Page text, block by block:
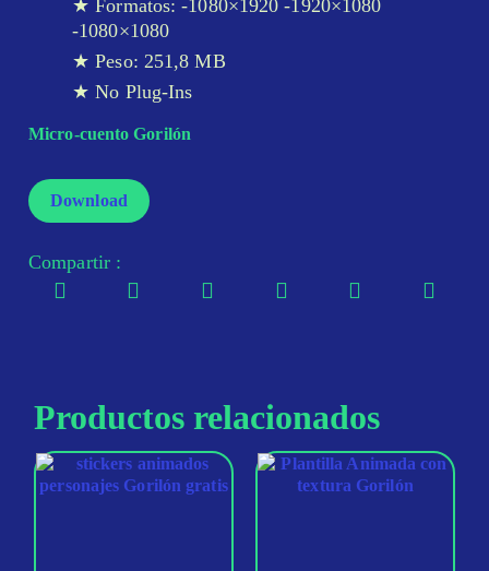
Formatos: -1080×1920 -1920×1080
-1080×1080
Peso: 251,8 MB
No Plug-Ins
Micro-cuento Gorilón
Download
Compartir :
Productos relacionados